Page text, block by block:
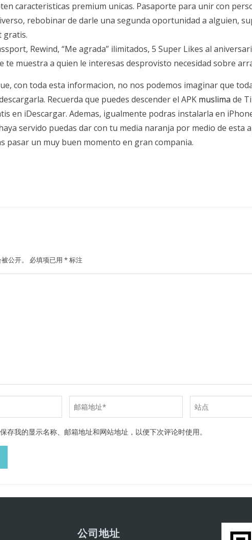
caracteristicas premium unicas. Pasaporte para unir con
rebobinar de darle una segunda oportunidad a alguien,
gratis.
Rewind, “Me agrada” ilimitados, 5 Super Likes al
te muestra a quien le interesas desprovisto necesidad sobre
con toda esta informacion, no nos podemos imaginar que
Recuerda que puedes descender el APK muslima de
en iDescargar. Ademas, igualmente podras instalarla en
servido puedas dar con tu media naranja por medio de esta
pasar un muy buen momento en gran compania.
公开。 必填项已用 *标注
存我的显示名称、邮箱地址和网站地址，以便下次评论时使用。
公司地址